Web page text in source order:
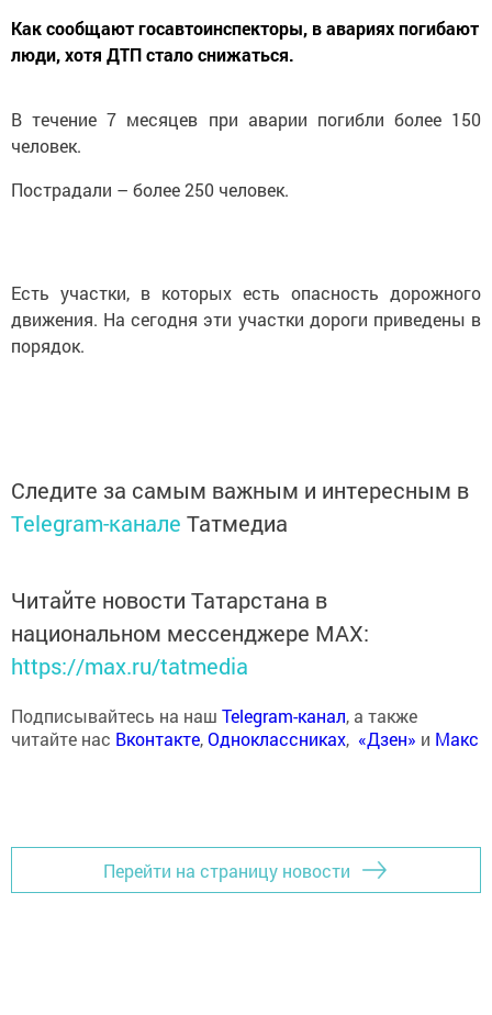
Как сообщают госавтоинспекторы, в авариях погибают
люди, хотя ДТП стало снижаться.
В течение 7 месяцев при аварии погибли более 150
человек.
Пострадали – более 250 человек.
Есть участки, в которых есть опасность дорожного
движения. На сегодня эти участки дороги приведены в
порядок.
Следите за самым важным и интересным в
Telegram-канале Татмедиа
Читайте новости Татарстана в
национальном мессенджере MАХ:
https://max.ru/tatmedia
Подписывайтесь на наш Telegram-канал, а также
читайте нас Вконтакте,Одноклассниках, «Дзен» и Макс
Перейти на страницу новости